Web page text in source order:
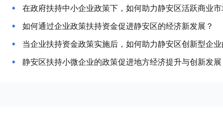
在政府扶持中小企业政策下，如何助力静安区活跃商业
如何通过企业政策扶持资金促进静安区的经济新发展？
当企业扶持资金政策实施后，如何助力静安区创新型企
静安区扶持小微企业的政策促进地方经济提升与创新发展